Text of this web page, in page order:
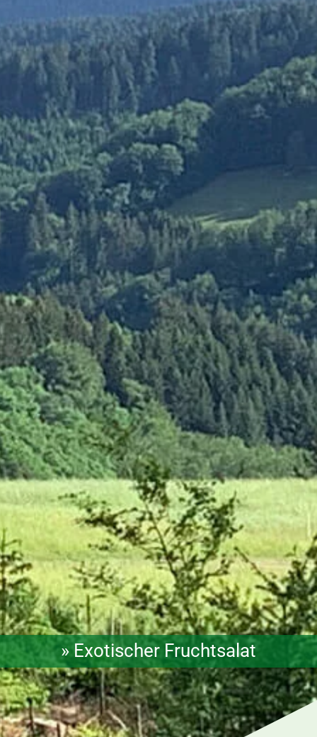
» Exotischer Fruchtsalat